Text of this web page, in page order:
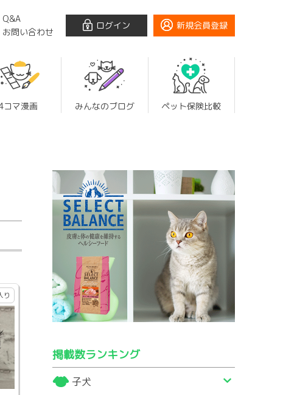
Q&A
お問い合わせ
ログイン 新規会員登録
コマ漫画 みんなのブログ ペット保険比較
り
掲載数ランキング
子犬